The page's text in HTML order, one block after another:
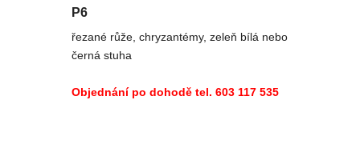
P6
řezané růže, chryzantémy, zeleň bílá nebo
černá stuha
Objednání po dohodě tel. 603 117 535